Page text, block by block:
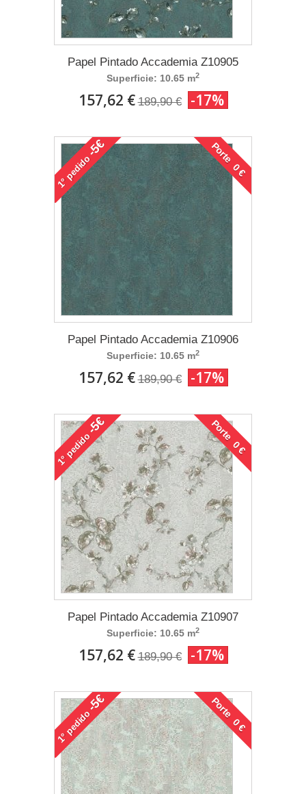
Papel Pintado Accademia Z10905
Superficie: 10.65 m2
157,62 € 189,90 € -17%
1°
pedido
-5€ Porte 0 €
Papel Pintado Accademia Z10906
Superficie: 10.65 m2
157,62 € 189,90 € -17%
1°
pedido
-5€ Porte 0 €
Papel Pintado Accademia Z10907
Superficie: 10.65 m2
157,62 € 189,90 € -17%
1°
pedido
-5€ Porte 0 €